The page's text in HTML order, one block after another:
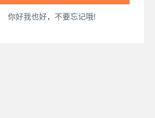
你好我也好，不要忘记哦!